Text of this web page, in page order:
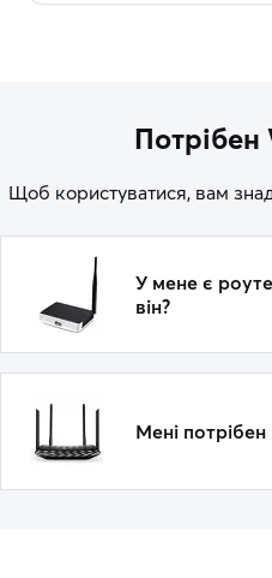
Потрібен
Щоб користуватися, вам
У мене є
він?
Мені